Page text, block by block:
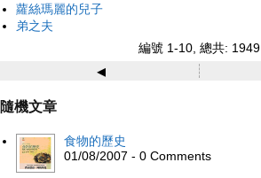
蘿絲瑪麗的兒子
弟之夫
編號 1-10, 總共: 1949
◂
隨機文章
食物的歷史
01/08/2007 - 0 Comments